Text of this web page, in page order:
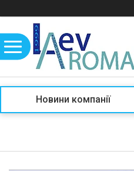
Новини компанії